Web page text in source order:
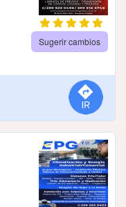
Sugerir cambios